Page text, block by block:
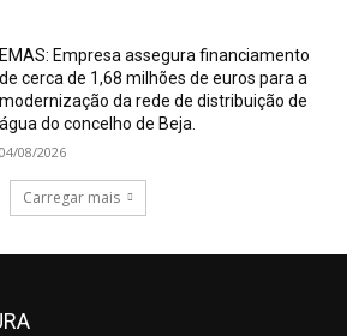
EMAS: Empresa assegura financiamento
de cerca de 1,68 milhões de euros para a
modernização da rede de distribuição de
água do concelho de Beja.
04/08/2026
Carregar mais